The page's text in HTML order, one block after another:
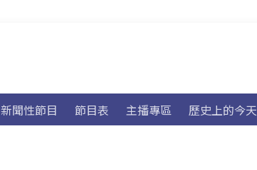
新聞性節目 節目表 主播專區 歷史上的今天